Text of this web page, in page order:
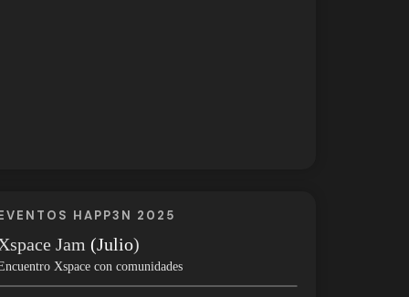
HAPP3N 2025
Jam (Julio)
Xspace con comunidades